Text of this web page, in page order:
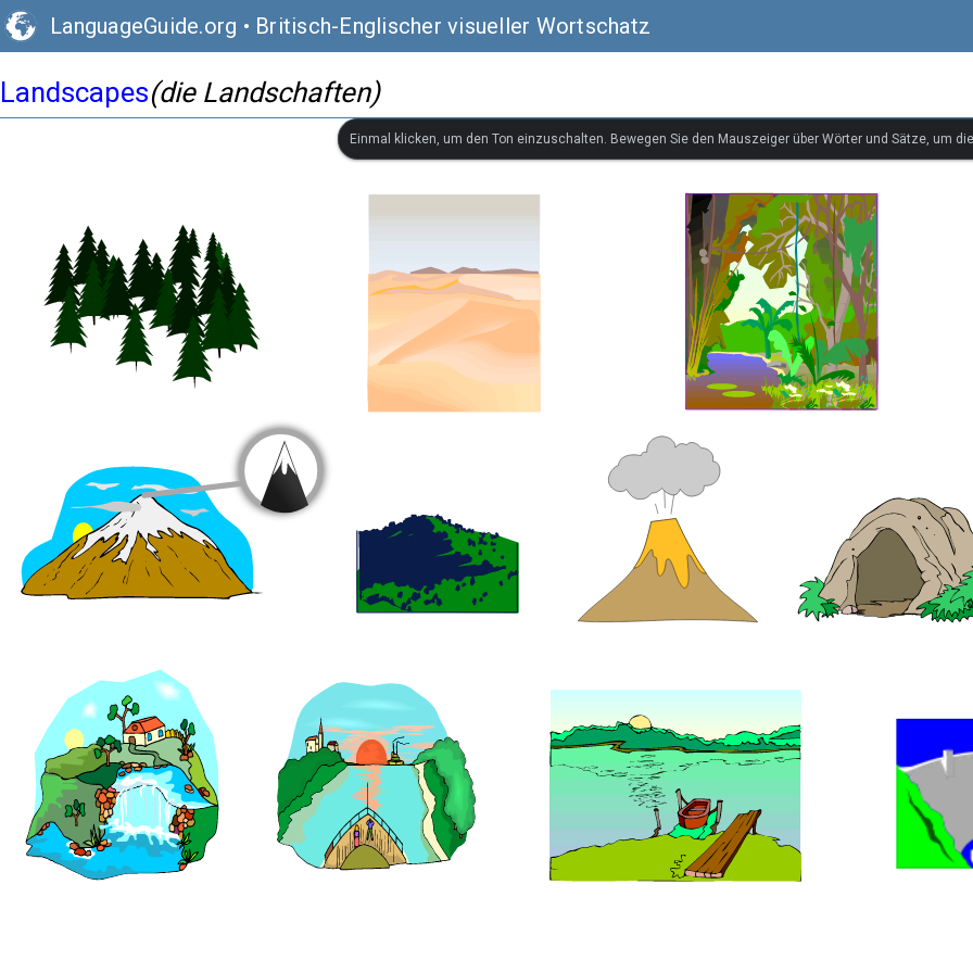
LanguageGuide.org • Britisch-Englischer visueller Wortschatz
Landscapes(die Landschaften)
Einmal klicken, um den Ton einzuschalten. Bewegen Sie den Mauszeiger über Wörter und Sätze, um